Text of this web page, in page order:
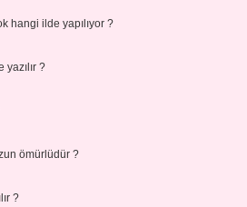
hangi ilde yapılıyor ?
yazılır ?
ömürlüdür ?
?